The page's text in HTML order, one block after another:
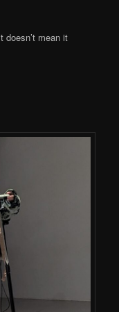
doesn’t mean it